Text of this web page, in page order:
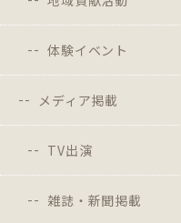
体験イベント
メディア掲載
TV出演
雑誌・新聞掲載